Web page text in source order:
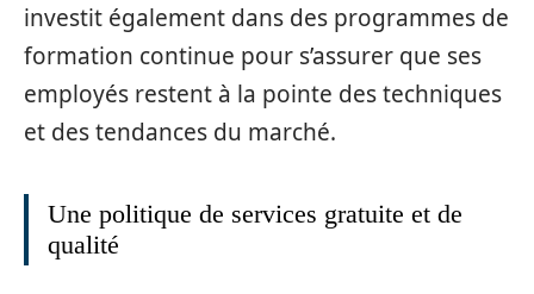
investit également dans des programmes de
formation continue pour s’assurer que ses
employés restent à la pointe des techniques
et des tendances du marché.
Une politique de services gratuite et de
qualité